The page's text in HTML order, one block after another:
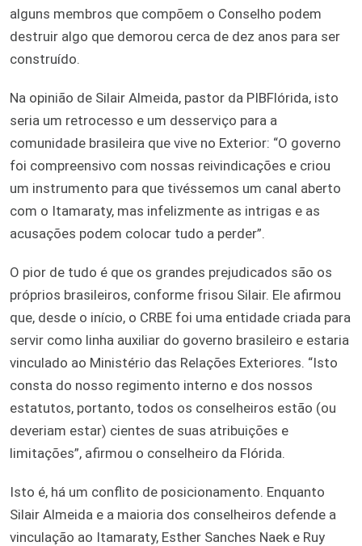
alguns membros que compõem o Conselho podem
destruir algo que demorou cerca de dez anos para ser
construído.
Na opinião de Silair Almeida, pastor da PIBFlórida, isto
seria um retrocesso e um desserviço para a
comunidade brasileira que vive no Exterior: “O governo
foi compreensivo com nossas reivindicações e criou
um instrumento para que tivéssemos um canal aberto
com o Itamaraty, mas infelizmente as intrigas e as
acusações podem colocar tudo a perder”.
O pior de tudo é que os grandes prejudicados são os
próprios brasileiros, conforme frisou Silair. Ele afirmou
que, desde o início, o CRBE foi uma entidade criada para
servir como linha auxiliar do governo brasileiro e estaria
vinculado ao Ministério das Relações Exteriores. “Isto
consta do nosso regimento interno e dos nossos
estatutos, portanto, todos os conselheiros estão (ou
deveriam estar) cientes de suas atribuições e
limitações”, afirmou o conselheiro da Flórida.
Isto é, há um conflito de posicionamento. Enquanto
Silair Almeida e a maioria dos conselheiros defende a
vinculação ao Itamaraty, Esther Sanches Naek e Ruy